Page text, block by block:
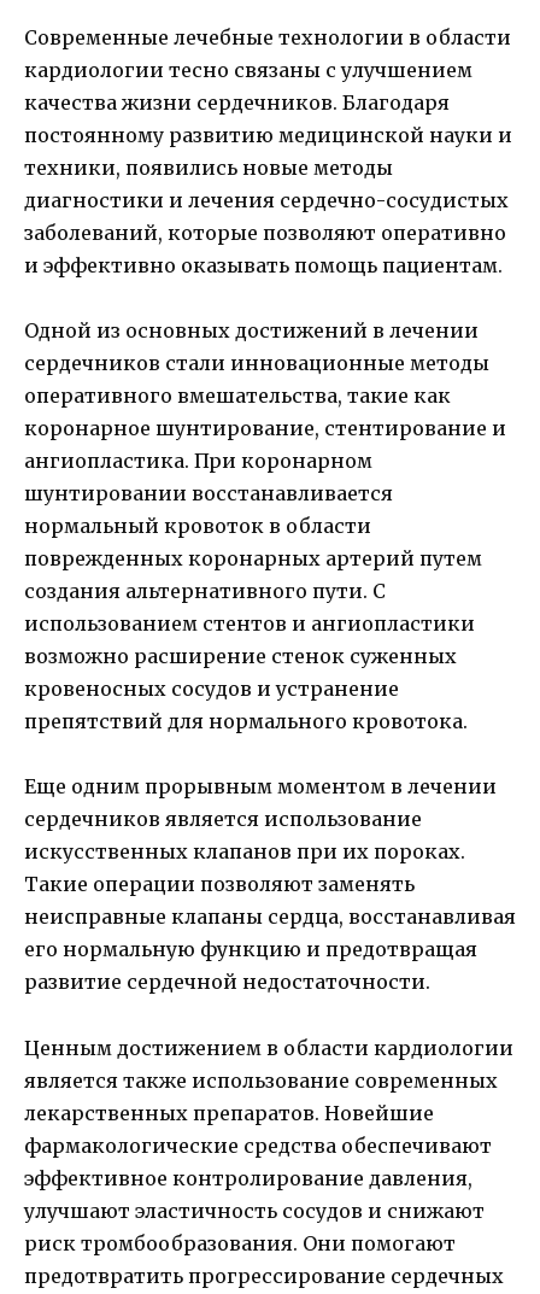
Современные лечебные технологии в области
кардиологии тесно связаны с улучшением
качества жизни сердечников. Благодаря
постоянному развитию медицинской науки и
техники, появились новые методы
диагностики и лечения сердечно-сосудистых
заболеваний, которые позволяют оперативно
и эффективно оказывать помощь пациентам.
Одной из основных достижений в лечении
сердечников стали инновационные методы
оперативного вмешательства, такие как
коронарное шунтирование, стентирование и
ангиопластика. При коронарном
шунтировании восстанавливается
нормальный кровоток в области
поврежденных коронарных артерий путем
создания альтернативного пути. С
использованием стентов и ангиопластики
возможно расширение стенок суженных
кровеносных сосудов и устранение
препятствий для нормального кровотока.
Еще одним прорывным моментом в лечении
сердечников является использование
искусственных клапанов при их пороках.
Такие операции позволяют заменять
неисправные клапаны сердца, восстанавливая
его нормальную функцию и предотвращая
развитие сердечной недостаточности.
Ценным достижением в области кардиологии
является также использование современных
лекарственных препаратов. Новейшие
фармакологические средства обеспечивают
эффективное контролирование давления,
улучшают эластичность сосудов и снижают
риск тромбообразования. Они помогают
предотвратить прогрессирование сердечных